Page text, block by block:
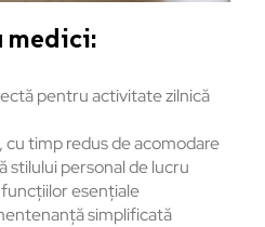
medici:
pentru activitate zilnică
timp redus de acomodare
stilului personal de lucru
esențiale
simplificată